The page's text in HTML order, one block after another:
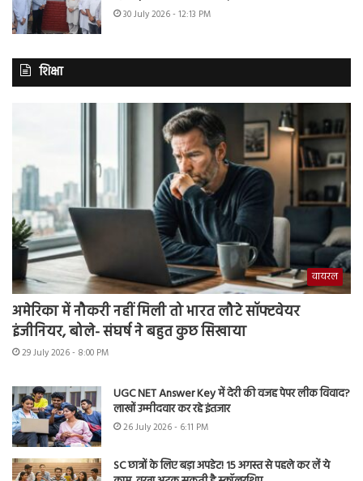
30 July 2026 - 12:13 PM
शिक्षा
वायरल
अमेरिका में नौकरी नहीं मिली तो भारत लौटे सॉफ्टवेयर
इंजीनियर, बोले- संघर्ष ने बहुत कुछ सिखाया
29 July 2026 - 8:00 PM
UGC NET Answer Key में देरी की वजह पेपर लीक विवाद?
लाखों उम्मीदवार कर रहे इंतजार
26 July 2026 - 6:11 PM
SC छात्रों के लिए बड़ा अपडेट! 15 अगस्त से पहले कर लें ये